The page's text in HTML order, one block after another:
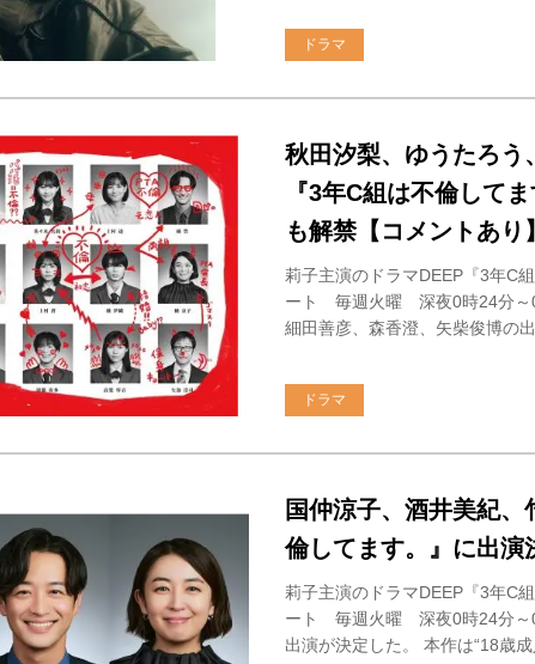
ドラマ
秋田汐梨、ゆうたろう
『3年C組は不倫して
も解禁【コメントあり】
莉子主演のドラマDEEP『3年C
ート 毎週火曜 深夜0時24分～0
細田善彦、森香澄、矢柴俊博の
ドラマ
国仲涼子、酒井美紀
倫してます。』に出演
莉子主演のドラマDEEP『3年C
ート 毎週火曜 深夜0時24分～
出演が決定した。 本作は“18歳